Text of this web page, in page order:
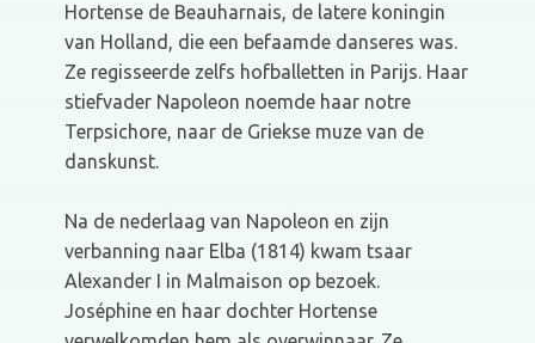
Hortense de Beauharnais, de latere koningin
van Holland, die een befaamde danseres was.
Ze regisseerde zelfs hofballetten in Parijs. Haar
stiefvader Napoleon noemde haar notre
Terpsichore, naar de Griekse muze van de
danskunst.
Na de nederlaag van Napoleon en zijn
verbanning naar Elba (1814) kwam tsaar
Alexander I in Malmaison op bezoek.
Joséphine en haar dochter Hortense